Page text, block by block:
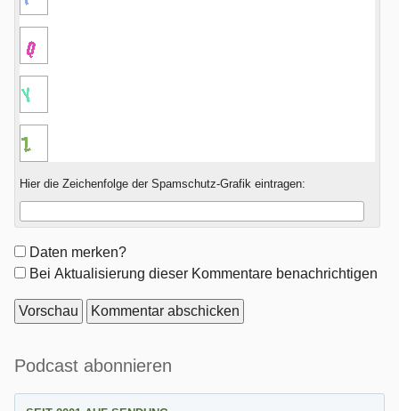
Hier die Zeichenfolge der Spamschutz-Grafik eintragen:
Formular-
Optionen
Daten merken?
Bei Aktualisierung dieser Kommentare benachrichtigen
Seitenleiste
Podcast abonnieren